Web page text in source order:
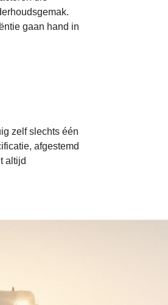
gaan hand in
zelf slechts één
afgestemd
altijd